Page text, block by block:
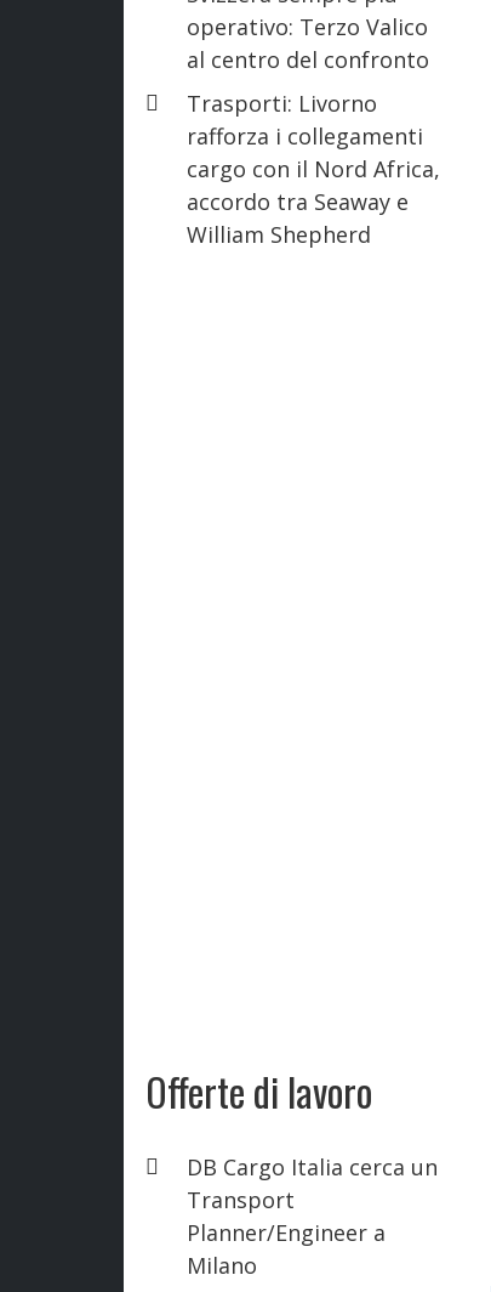
operativo: Terzo Valico
al centro del confronto
Trasporti: Livorno
rafforza i collegamenti
cargo con il Nord Africa,
accordo tra Seaway e
William Shepherd
Offerte di lavoro
DB Cargo Italia cerca un
Transport
Planner/Engineer a
Milano